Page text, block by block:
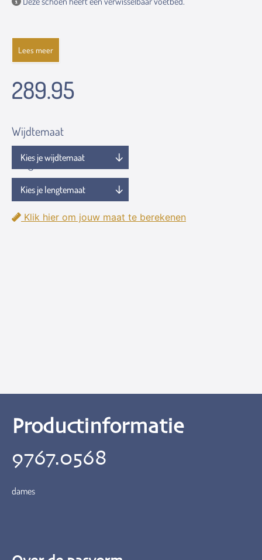
Lees meer
289.95
Wijdtemaat
Lengtemaat
Klik hier om jouw maat te berekenen
Productinformatie
9767.0568
dames